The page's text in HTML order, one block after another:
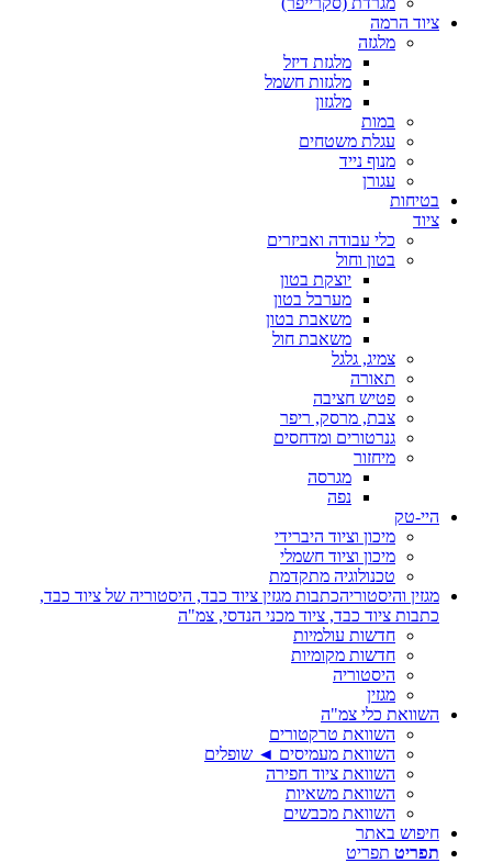
ציוד הרמה
מלגזה
מלגזת דיזל
מלגזות חשמל
מלגזון
במות
עגלת משטחים
מנוף נייד
עגורן
בטיחות
ציוד
כלי עבודה ואביזרים
בטון וחול
יוצקת בטון
מערבל בטון
משאבת בטון
משאבת חול
צמיג, גלגל
תאורה
פטיש חציבה
צבת, מרסק, ריפר
גנרטורים ומדחסים
מיחזור
מגרסה
נפה
היי-טק
מיכון וציוד היברידי
מיכון וציוד חשמלי
טכנולוגיה מתקדמת
מגזין והיסטוריהכתבות מגזין ציוד כבד, היסטוריה של ציוד כבד,
כתבות ציוד כבד, ציוד מכני הנדסי, צמ"ה
חדשות עולמיות
חדשות מקומיות
היסטוריה
מגזין
השוואת כלי צמ"ה
השוואת טרקטורים
השוואת מעמיסים ◄ שופלים
השוואת ציוד חפירה
השוואת משאיות
השוואת מכבשים
חיפוש באתר
תפריט תפריט